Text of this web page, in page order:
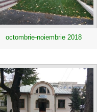
octombrie-noiembrie 2018